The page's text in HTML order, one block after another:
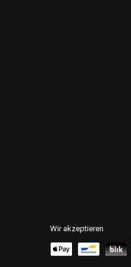
Wir akzeptieren